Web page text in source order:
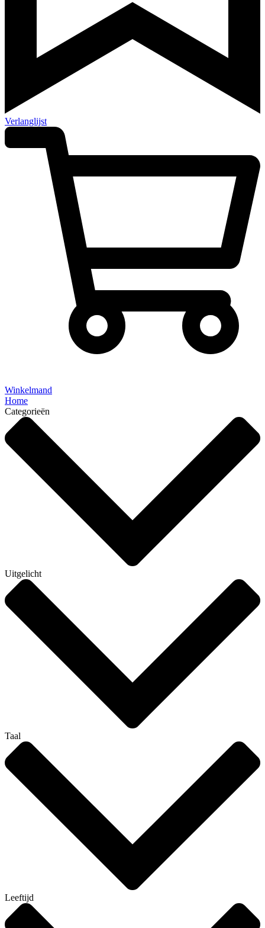
Verlanglijst
Winkelmand
Home
Categorieën
Uitgelicht
Taal
Leeftijd